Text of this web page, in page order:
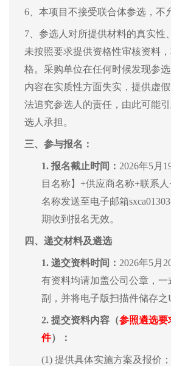
6、本项目不接受联合体参选，不
7、参选人对所提供材料的真实性
未按照要求提供资格性审核资料
格。采购单位在任何时候发现参
内容在实质性方面失实，提供虚
法追究参选人的责任，由此可能
选人承担。
三、 参与报名：
1. 报名截止时间： 2026年5月
目名称】+供应商名称+联系
名称发送至电子邮箱
期收到报名无效。
四、 递交材料及遴选
1. 递交资料时间： 2026年5月
有资料均请加盖公司公章，一
副， 并将电子版扫描件储存之
2. 提交资料内容（参照遴选要
件） ：
(1) 提供具体实施方案及报价；